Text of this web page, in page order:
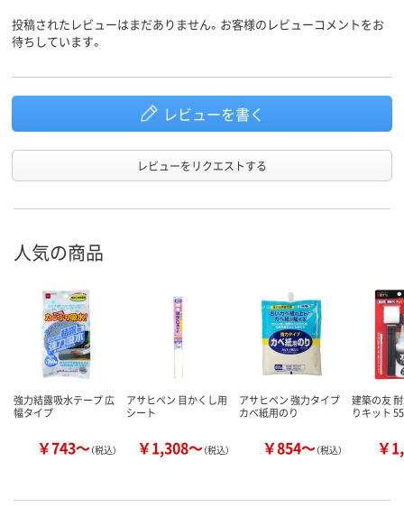
投稿されたレビューはまだありません。お客様のレビューコメントをお
待ちしています。
レビューを書く
レビューをリクエストする
人気の商品
強力結露吸水テープ 広
幅タイプ
￥743～（税込）
アサヒペン 目かくし用
シート
￥1,308～（税込）
アサヒペン 強力タイプ
カベ紙用のり
￥854～（税込）
建築の友
りキット
￥